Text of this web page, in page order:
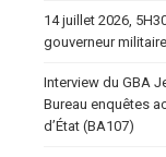
14 juillet 2026,
gouverneur
Interview du GBA
Bureau enquêtes
d’État (BA107)